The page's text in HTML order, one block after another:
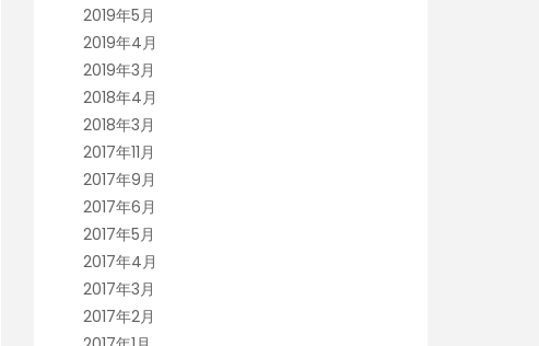
2019年5月
2019年4月
2019年3月
2018年4月
2018年3月
2017年11月
2017年9月
2017年6月
2017年5月
2017年4月
2017年3月
2017年2月